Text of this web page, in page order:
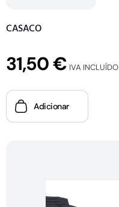
CASACO
31,50€ IVA INCLUÍDO
Adicionar